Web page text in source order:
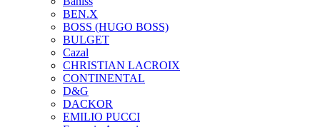
BEN.X
BOSS (HUGO BOSS)
BULGET
Cazal
CHRISTIAN LACROIX
CONTINENTAL
D&G
DACKOR
EMILIO PUCCI